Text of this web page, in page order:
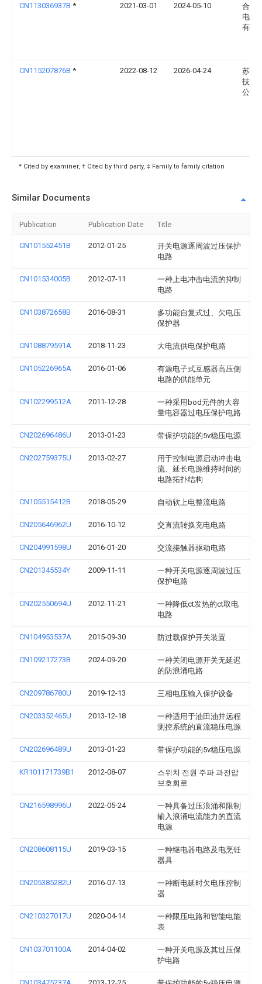
CN113036937B * 2021-03-01 2024-05-10
合肥
电子
有限
CN115207876B * 2022-08-12 2026-04-24
苏州
技术
公司
* Cited by examiner, † Cited by third party, ‡ Family to family citation
Similar Documents
Publication Publication Date Title
CN101552451B 2012-01-25
开关电源逐周波过压保护
电路
CN101534005B 2012-07-11
一种上电冲击电流的抑制
电路
CN103872658B 2016-08-31
多功能自复式过、欠电压
保护器
CN108879591A 2018-11-23 大电流供电保护电路
CN105226965A 2016-01-06
有源电子式互感器高压侧
电路的供能单元
CN102299512A 2011-12-28
一种采用bod元件的大容
量电容器过电压保护电路
CN202696486U 2013-01-23 带保护功能的5v稳压电源
CN202759375U 2013-02-27
用于控制电源启动冲击电
流、延长电源维持时间的
电路拓扑结构
CN105515412B 2018-05-29 自动软上电整流电路
CN205646962U 2016-10-12 交直流转换充电电路
CN204991598U 2016-01-20 交流接触器驱动电路
CN201345534Y 2009-11-11
一种开关电源逐周波过压
保护电路
CN202550694U 2012-11-21
一种降低ct发热的ct取电
电路
CN104953537A 2015-09-30 防过载保护开关装置
CN109217273B 2024-09-20
一种关闭电源开关无延迟
的防浪涌电路
CN209786780U 2019-12-13 三相电压输入保护设备
CN203352465U 2013-12-18
一种适用于油田油井远程
测控系统的直流稳压电源
CN202696489U 2013-01-23 带保护功能的5v稳压电源
KR101171739B1 2012-08-07
스위치 전원 주파 과전압
보호회로
CN216598996U 2022-05-24
一种具备过压浪涌和限制
输入浪涌电流能力的直流
电源
CN208608115U 2019-03-15
一种继电器电路及电烹饪
器具
CN205385282U 2016-07-13
一种断电延时欠电压控制
器
CN210327017U 2020-04-14
一种限压电路和智能电能
表
CN103701100A 2014-04-02
一种开关电源及其过压保
护电路